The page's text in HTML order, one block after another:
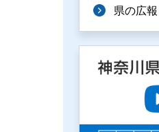
県の広報